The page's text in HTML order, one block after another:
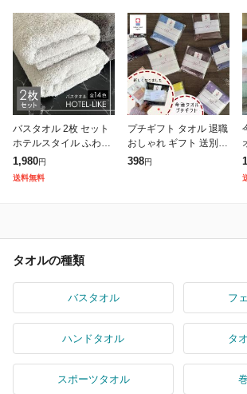
オル 1枚 4
バスタオル 2枚 セット
ホテルスタイル ふわふ
わ 厚手 吸水 ホテルラ
イク 1000匁 ホテル仕
1,980円
送料無料
プチギフト タオル 退職
おしゃれ ギフト 送別会
お返し 500円 以下 プレ
398円
タオルの種類
バスタオル フ
ハンドタオル タ
スポーツタオル